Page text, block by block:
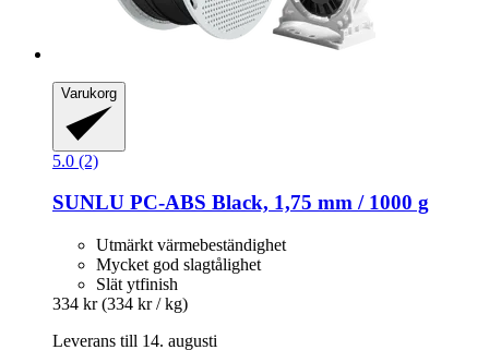
Varukorg
5.0 (2)
SUNLU PC-​ABS Black, 1,75 mm / 1000 g
Utmärkt värmebeständighet
Mycket god slagtålighet
Slät ytfinish
334 kr (334 kr / kg)
Leverans till 14. augusti